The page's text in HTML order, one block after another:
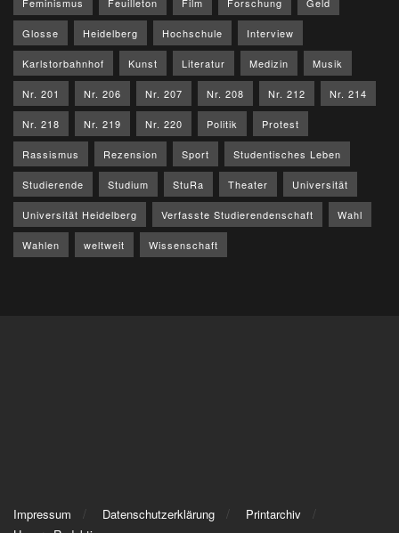
Feminismus Feuilleton Film Forschung Geld
Glosse Heidelberg Hochschule Interview
Karlstorbahnhof Kunst Literatur Medizin Musik
Nr. 201 Nr. 206 Nr. 207 Nr. 208 Nr. 212 Nr. 214
Nr. 218 Nr. 219 Nr. 220 Politik Protest
Rassismus Rezension Sport Studentisches Leben
Studierende Studium StuRa Theater Universität
Universität Heidelberg Verfasste Studierendenschaft Wahl
Wahlen weltweit Wissenschaft
Impressum Datenschutzerklärung
Printarchiv